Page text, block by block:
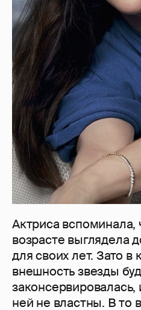
Актриса вспоминала,
возрасте выглядела
для своих лет. Зато
внешность звезды
ней не властны. В то